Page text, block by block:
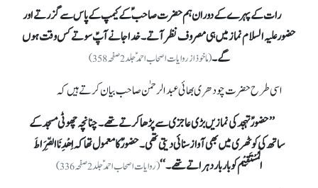
رات کے پہرے کے دوران ہم حضرت صاحبؑ کے کیمپ کے پاس سے گزرتے اور
حضور علیہ السلام نماز میں ہی مصروف نظر آتے۔ خدا جانے آپؑ سوتے کس وقت ہوں
گے۔(ماخوذ از روایات اصحاب احمدؑ جلد 2 صفحہ 358)
اسی طرح حضرت چودھری بھائی عبدالرحمٰن صاحب بیان کرتے ہیں کہ
’’ حضورؑ تہجد کی نمازیں بڑی عاجزی سے پڑھا کرتے تھے۔ چنانچہ چھوٹی مسجد کے
ساتھ کی کوٹھری میں بھی آواز سنائی دیتی تھی۔ حضورؑ کا معمول تھا کہ اِھْدِنَاالصِّرَاطَ
الْمُسْتَقِیْم کو بار بار دہراتے تھے۔‘‘(روایات اصحاب احمدؑ جلد2صفحہ336)